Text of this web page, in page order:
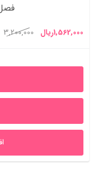
3,200,000
قیمت
3,200,000ریال
1,562,000ریال
1,562,000ریال